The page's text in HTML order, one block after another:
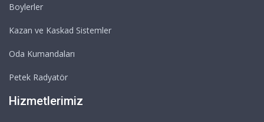
Boylerler
Kazan ve Kaskad Sistemler
Oda Kumandaları
Petek Radyatör
Hizmetlerimiz